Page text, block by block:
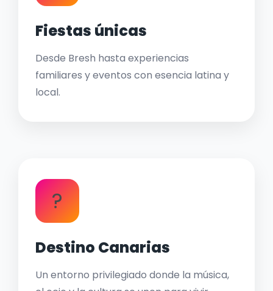
Fiestas únicas
Desde Bresh hasta experiencias
familiares y eventos con esencia latina y
local.
?
Destino Canarias
Un entorno privilegiado donde la música,